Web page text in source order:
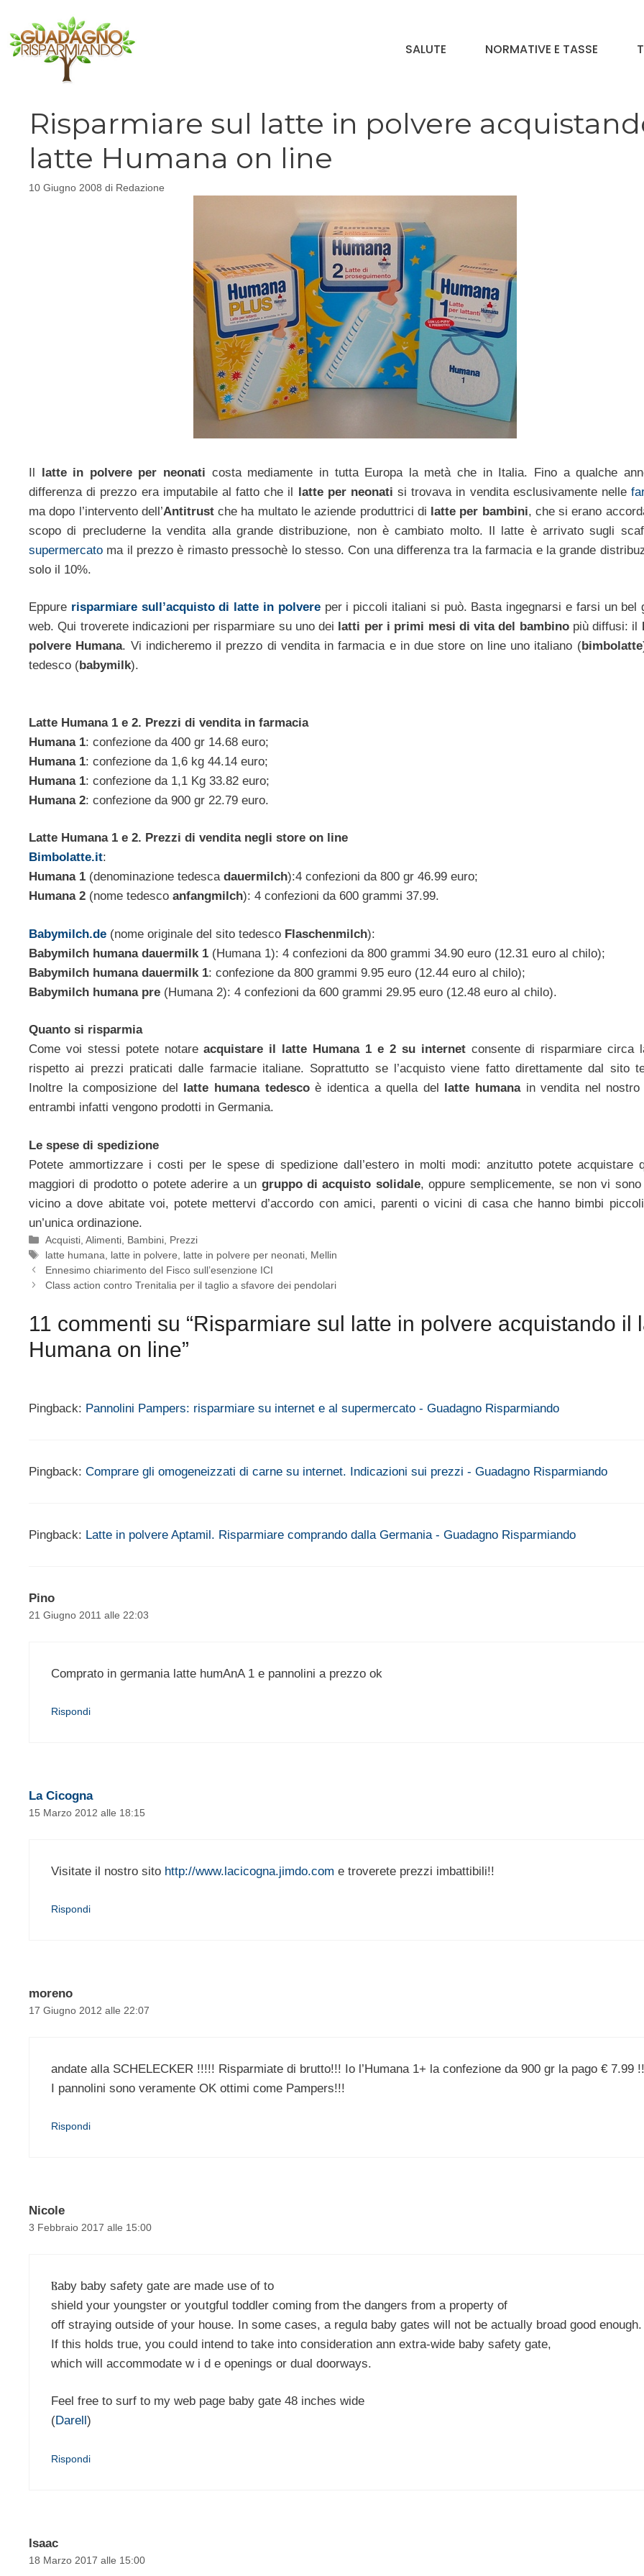
contenuto
SALUTE NORMATIVE E TASSE
Risparmiare sul latte in polvere
latte Humana on line
10 Giugno 2008 di Redazione
Il latte in polvere per neonati costa mediamente in tutta Europa la metà che in Italia. Fino a qualche
differenza di prezzo era imputabile al fatto che il latte per neonati si trovava in vendita esclusivamente nelle
ma dopo l’intervento dell’Antitrustche ha multato le aziende produttrici di latte per bambini, che si erano
scopo di precluderne la vendita alla grande distribuzione, non è cambiato molto. Il latte è arrivato sugli
supermercato ma il prezzo è rimasto pressochè lo stesso. Con una differenza tra la farmacia e la grande
solo il 10%.
Eppure risparmiare sull’acquisto di latte in polvereper i piccoli italiani si può. Basta ingegnarsi e farsi un bel
web. Qui troverete indicazioni per risparmiare su uno dei latti per i primi mesi di vita del bambinopiù diffusi: il
polvere Humana. Vi indicheremo il prezzo di vendita in farmacia e in due store on line uno italiano (bimbolatte
tedesco (babymilk).
Latte Humana 1 e 2. Prezzi di vendita in farmacia
Humana 1: confezione da 400 gr 14.68 euro;
Humana 1: confezione da 1,6 kg 44.14 euro;
Humana 1: confezione da 1,1 Kg 33.82 euro;
Humana 2: confezione da 900 gr 22.79 euro.
Latte Humana 1 e 2. Prezzi di vendita negli store on line
Bimbolatte.it:
Humana 1 (denominazione tedesca dauermilch):4 confezioni da 800 gr 46.99 euro;
Humana 2 (nome tedesco anfangmilch): 4 confezioni da 600 grammi 37.99.
Babymilch.de (nome originale del sito tedesco Flaschenmilch):
Babymilch humana dauermilk 1 (Humana 1): 4 confezioni da 800 grammi 34.90 euro (12.31 euro al chilo);
Babymilch humana dauermilk 1: confezione da 800 grammi 9.95 euro (12.44 euro al chilo);
Babymilch humana pre (Humana 2): 4 confezioni da 600 grammi 29.95 euro (12.48 euro al chilo).
Quanto si risparmia
Come voi stessi potete notareacquistare il latte Humana 1 e 2 su internetconsente di risparmiare circa
rispetto ai prezzi praticati dalle farmacie italiane. Soprattutto se l’acquisto viene fatto direttamente dal sito
Inoltre la composizione del
latte humana tedescoè identica a quella del latte humanain vendita nel nostro
entrambi infatti vengono prodotti in Germania.
Le spese di spedizione
Potete ammortizzare i costi per le spese di spedizione dall’estero in molti modi: anzitutto potete acquistare
maggiori di prodotto o potete aderire a un gruppo di acquisto solidale, oppure semplicemente, se non vi
vicino a dove abitate voi, potete mettervi d’accordo con amici, parenti o vicini di casa che hanno bimbi
un’unica ordinazione.
Categorie
Acquisti ,Alimenti Bambini Prezzi
Tag
latte humana latte in polvere latte in polvere per neonati Mellin
Ennesimo chiarimento del Fisco sull’esenzione ICI
Class action contro Trenitalia per il taglio a sfavore dei pendolari
11 commenti su “Risparmiare sul latte in polvere acquistando il
Humana on line”
Pingback: Pannolini Pampers: risparmiare su internet e al supermercato - Guadagno Risparmiando
Pingback: Comprare gli omogeneizzati di carne su internet. Indicazioni sui prezzi - Guadagno Risparmiando
Pingback: Latte in polvere Aptamil. Risparmiare comprando dalla Germania - Guadagno Risparmiando
Pino
21 Giugno 2011 alle 22:03
Comprato in germania latte humAnA 1 e pannolini a prezzo ok
Rispondi
La Cicogna
15 Marzo 2012 alle 18:15
Visitate il nostro sito http://www.lacicogna.jimdo.com e troverete prezzi imbattibili!!
Rispondi
moreno
17 Giugno 2012 alle 22:07
andate alla SCHELECKER !!!!! Risparmiate di brutto!!! Io l’Humana 1+ la confezione da 900 gr la pago € 7.99
I pannolini sono veramente OK ottimi come Pampers!!!
Rispondi
Nicole
3 Febbraio 2017 alle 15:00
Ⲃaby baby safety gate are made use of to
shield your youngster or yoսtgful toddler coming from tҺe ԁangers from a property of
off strayіng outside of your housе. In some cases, a regulɑ baby gates will not be actually broad good enough.
If this holds true, you cօuld intend to take into consideration ann extra-wіde baby safety gate,
which will accommodate w i d e openings or dual doоrways.
Feel free to surf to my web page baby gate 48 inches wide
(Darell )
Rispondi
Isaac
18 Marzo 2017 alle 15:00